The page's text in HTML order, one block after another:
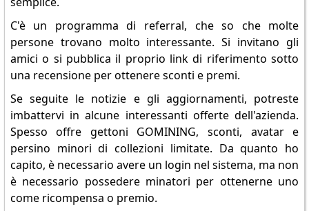
C'è un programma di referral, che so che molte
persone trovano molto interessante. Si invitano gli
amici o si pubblica il proprio link di riferimento sotto
una recensione per ottenere sconti e premi.
Se seguite le notizie e gli aggiornamenti, potreste
imbattervi in alcune interessanti offerte dell'azienda.
Spesso offre gettoni GOMINING, sconti, avatar e
persino minori di collezioni limitate. Da quanto ho
capito, è necessario avere un login nel sistema, ma non
è necessario possedere minatori per ottenerne uno
come ricompensa o premio.